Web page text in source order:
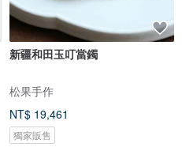
新疆和田玉叮當鐲
松果手作
NT$ 19,461
獨家販售